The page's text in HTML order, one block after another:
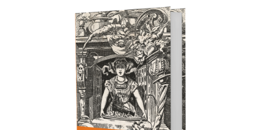
AGGIUNGI AL CARRELLO / DETTAGLI